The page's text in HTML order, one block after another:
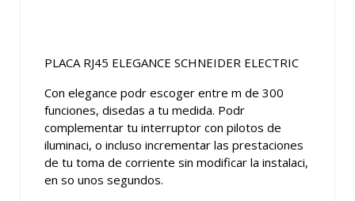
PLACA RJ45 ELEGANCE SCHNEIDER ELECTRIC
Con elegance podr escoger entre m de 300
funciones, disedas a tu medida. Podr
complementar tu interruptor con pilotos de
iluminaci, o incluso incrementar las prestaciones
de tu toma de corriente sin modificar la instalaci,
en so unos segundos.